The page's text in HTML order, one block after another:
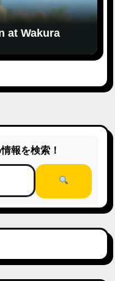
at Wakura
報を検索！